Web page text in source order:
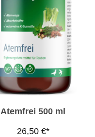
Atemfrei 500 ml
26,50 €*